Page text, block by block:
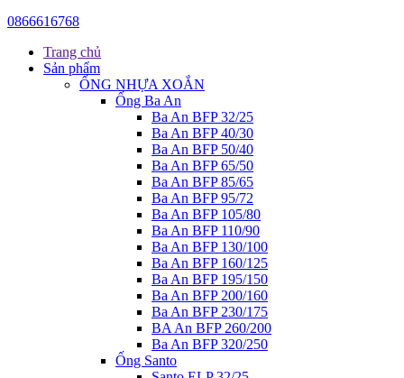
0866616768
Trang chủ
Sản phẩm
ỐNG NHỰA XOẮN
Ống Ba An
Ba An BFP 32/25
Ba An BFP 40/30
Ba An BFP 50/40
Ba An BFP 65/50
Ba An BFP 85/65
Ba An BFP 95/72
Ba An BFP 105/80
Ba An BFP 110/90
Ba An BFP 130/100
Ba An BFP 160/125
Ba An BFP 195/150
Ba An BFP 200/160
Ba An BFP 230/175
BA An BFP 260/200
Ba An BFP 320/250
Ống Santo